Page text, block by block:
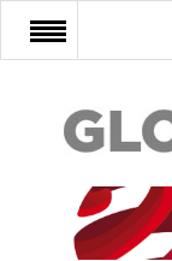
FŐOLDAL
AFRIKA